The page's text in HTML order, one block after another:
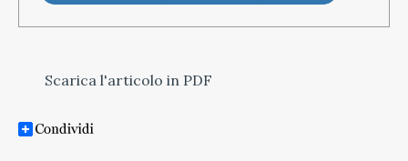
Scarica l'articolo in PDF